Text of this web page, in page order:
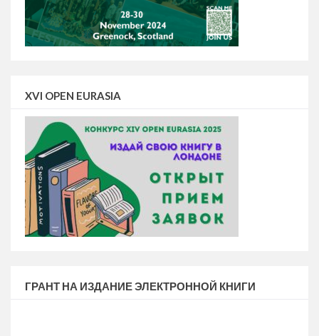
XVI OPEN EURASIA
ГРАНТ НА ИЗДАНИЕ ЭЛЕКТРОННОЙ КНИГИ